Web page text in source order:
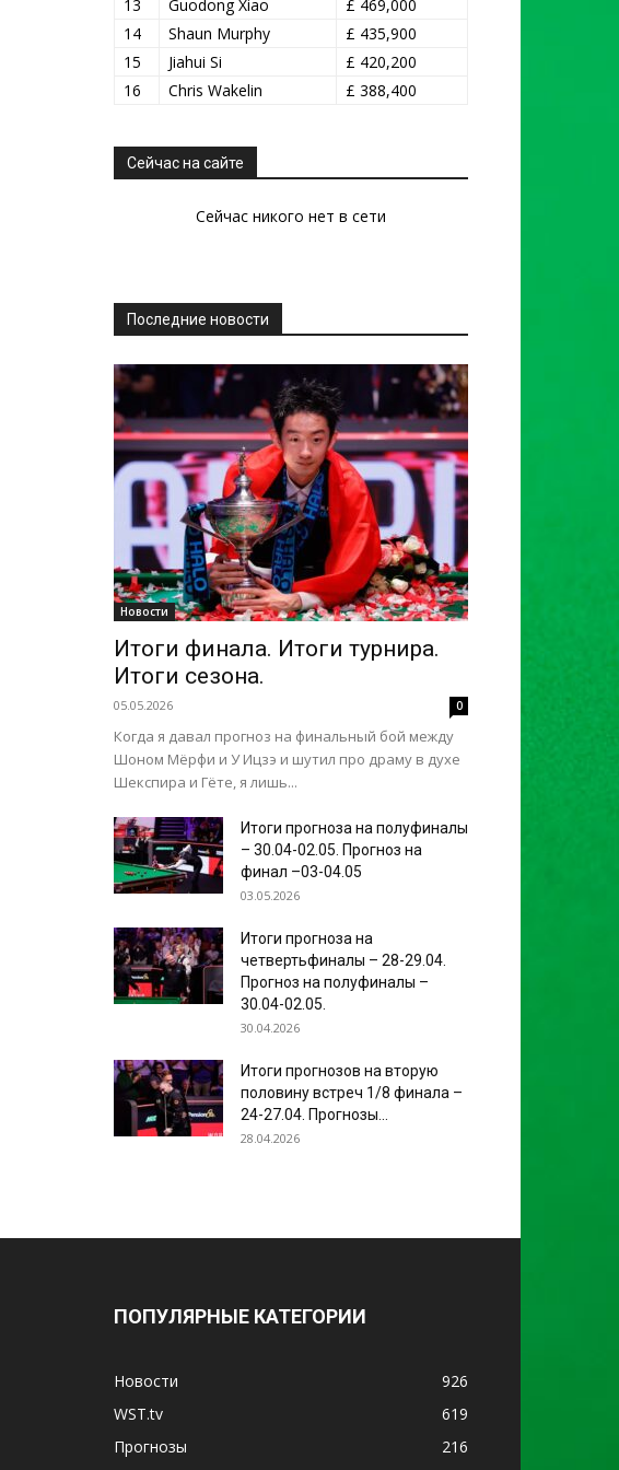
13
Guodong Xiao
£ 469,000
14
Shaun Murphy
£ 435,900
15
Jiahui Si
£ 420,200
16
Chris Wakelin £ 388,400
Сейчас на сайте
Сейчас никого нет в сети
Последние новости
Новости
Итоги финала. Итоги турнира.
Итоги сезона.
05.05.2026 0
Когда я давал прогноз на финальный бой между
Шоном Мёрфи и У Ицзэ и шутил про драму в духе
Шекспира и Гёте, я лишь...
Итоги прогноза на полуфиналы
– 30.04-02.05. Прогноз на
финал –03-04.05
03.05.2026
Итоги прогноза на
четвертьфиналы – 28-29.04.
Прогноз на полуфиналы –
30.04-02.05.
30.04.2026
Итоги прогнозов на вторую
половину встреч 1/8 финала –
24-27.04. Прогнозы...
28.04.2026
ПОПУЛЯРНЫЕ КАТЕГОРИИ
Новости
926
WST.tv
619
Прогнозы
216